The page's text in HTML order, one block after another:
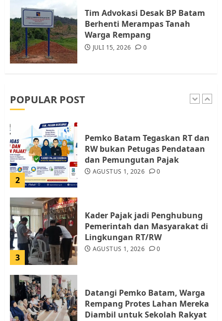
Tim Advokasi Desak BP Batam
Berhenti Merampas Tanah
Warga Rempang
JULI 15, 2026 0
POPULAR POST
5
Resahkan Warga
JULI 17, 2026 0
1
2
Pemko Batam Tegaskan RT dan
RW bukan Petugas Pendataan
dan Pemungutan Pajak
AGUSTUS 1, 2026 0
3
Kader Pajak jadi Penghubung
Pemerintah dan Masyarakat di
Lingkungan RT/RW
AGUSTUS 1, 2026 0
Datangi Pemko Batam, Warga
Rempang Protes Lahan Mereka
Diambil untuk Sekolah Rakyat